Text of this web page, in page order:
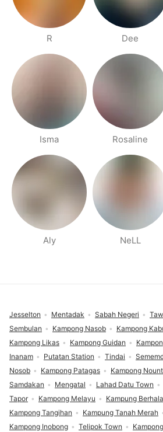
R Dee
Isma Rosaline
Aly NeLL
Jesselton Mentadak Sabah Negeri
Sembulan
Kampong Nasob Kampong
Kampong Likas
Kampong Guidan
Inanam
Putatan Station Tindai
Nosob
Kampong Patagas Kampong
Samdakan
Mengatal Lahad Datu Town
Tapor
Kampong Melayu
Kampung
Kampong Tangihan
Kampung Tanah Merah
Kampong Inobong
Telipok Town